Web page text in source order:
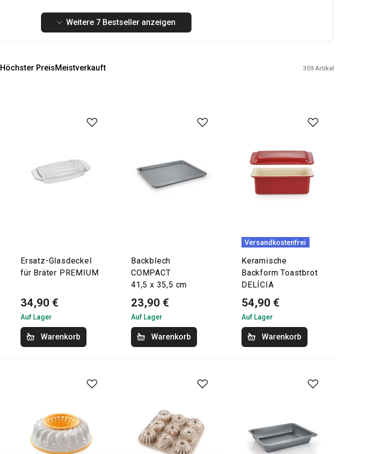
Weitere 7 Bestseller anzeigen
Höchster PreisMeistverkauft 359 Artikel
Ersatz-Glasdeckel
für Bräter PREMIUM
34,90 €
Auf Lager
Warenkorb
Backblech
COMPACT
41,5 x 35,5 cm
23,90 €
Auf Lager
Warenkorb
Versandkostenfrei
Keramische
Backform Toastbrot
DELÍCIA
54,90 €
Auf Lager
Warenkorb